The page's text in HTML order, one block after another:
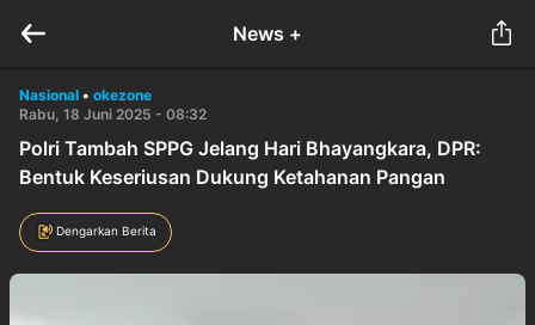
News +
Nasional • okezone
Rabu, 18 Juni 2025 - 08:32
Polri Tambah SPPG Jelang Hari Bhayangkara, DPR:
Bentuk Keseriusan Dukung Ketahanan Pangan
Dengarkan Berita